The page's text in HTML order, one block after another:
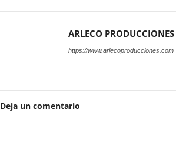
ARLECO PRODUCCIONES
https://www.arlecoproducciones.com
Deja un comentario